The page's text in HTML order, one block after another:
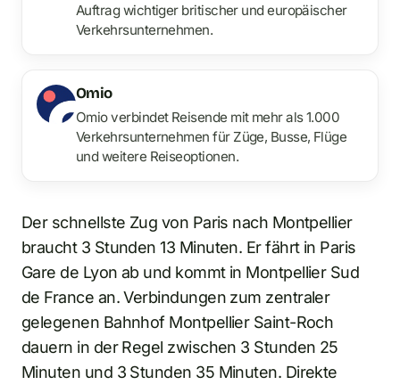
Auftrag wichtiger britischer und europäischer
Verkehrsunternehmen.
Omio
Omio verbindet Reisende mit mehr als 1.000
Verkehrsunternehmen für Züge, Busse, Flüge
und weitere Reiseoptionen.
Der schnellste Zug von Paris nach Montpellier
braucht 3 Stunden 13 Minuten. Er fährt in Paris
Gare de Lyon ab und kommt in Montpellier Sud
de France an. Verbindungen zum zentraler
gelegenen Bahnhof Montpellier Saint-Roch
dauern in der Regel zwischen 3 Stunden 25
Minuten und 3 Stunden 35 Minuten. Direkte